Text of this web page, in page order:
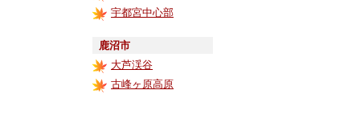
宇都宮中心部
鹿沼市
大芦渓谷
古峰ヶ原高原